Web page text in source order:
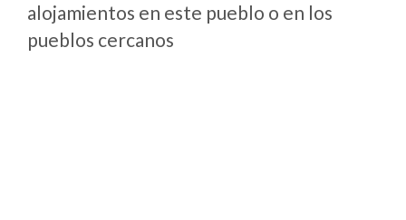
alojamientos en este pueblo o en los
pueblos cercanos